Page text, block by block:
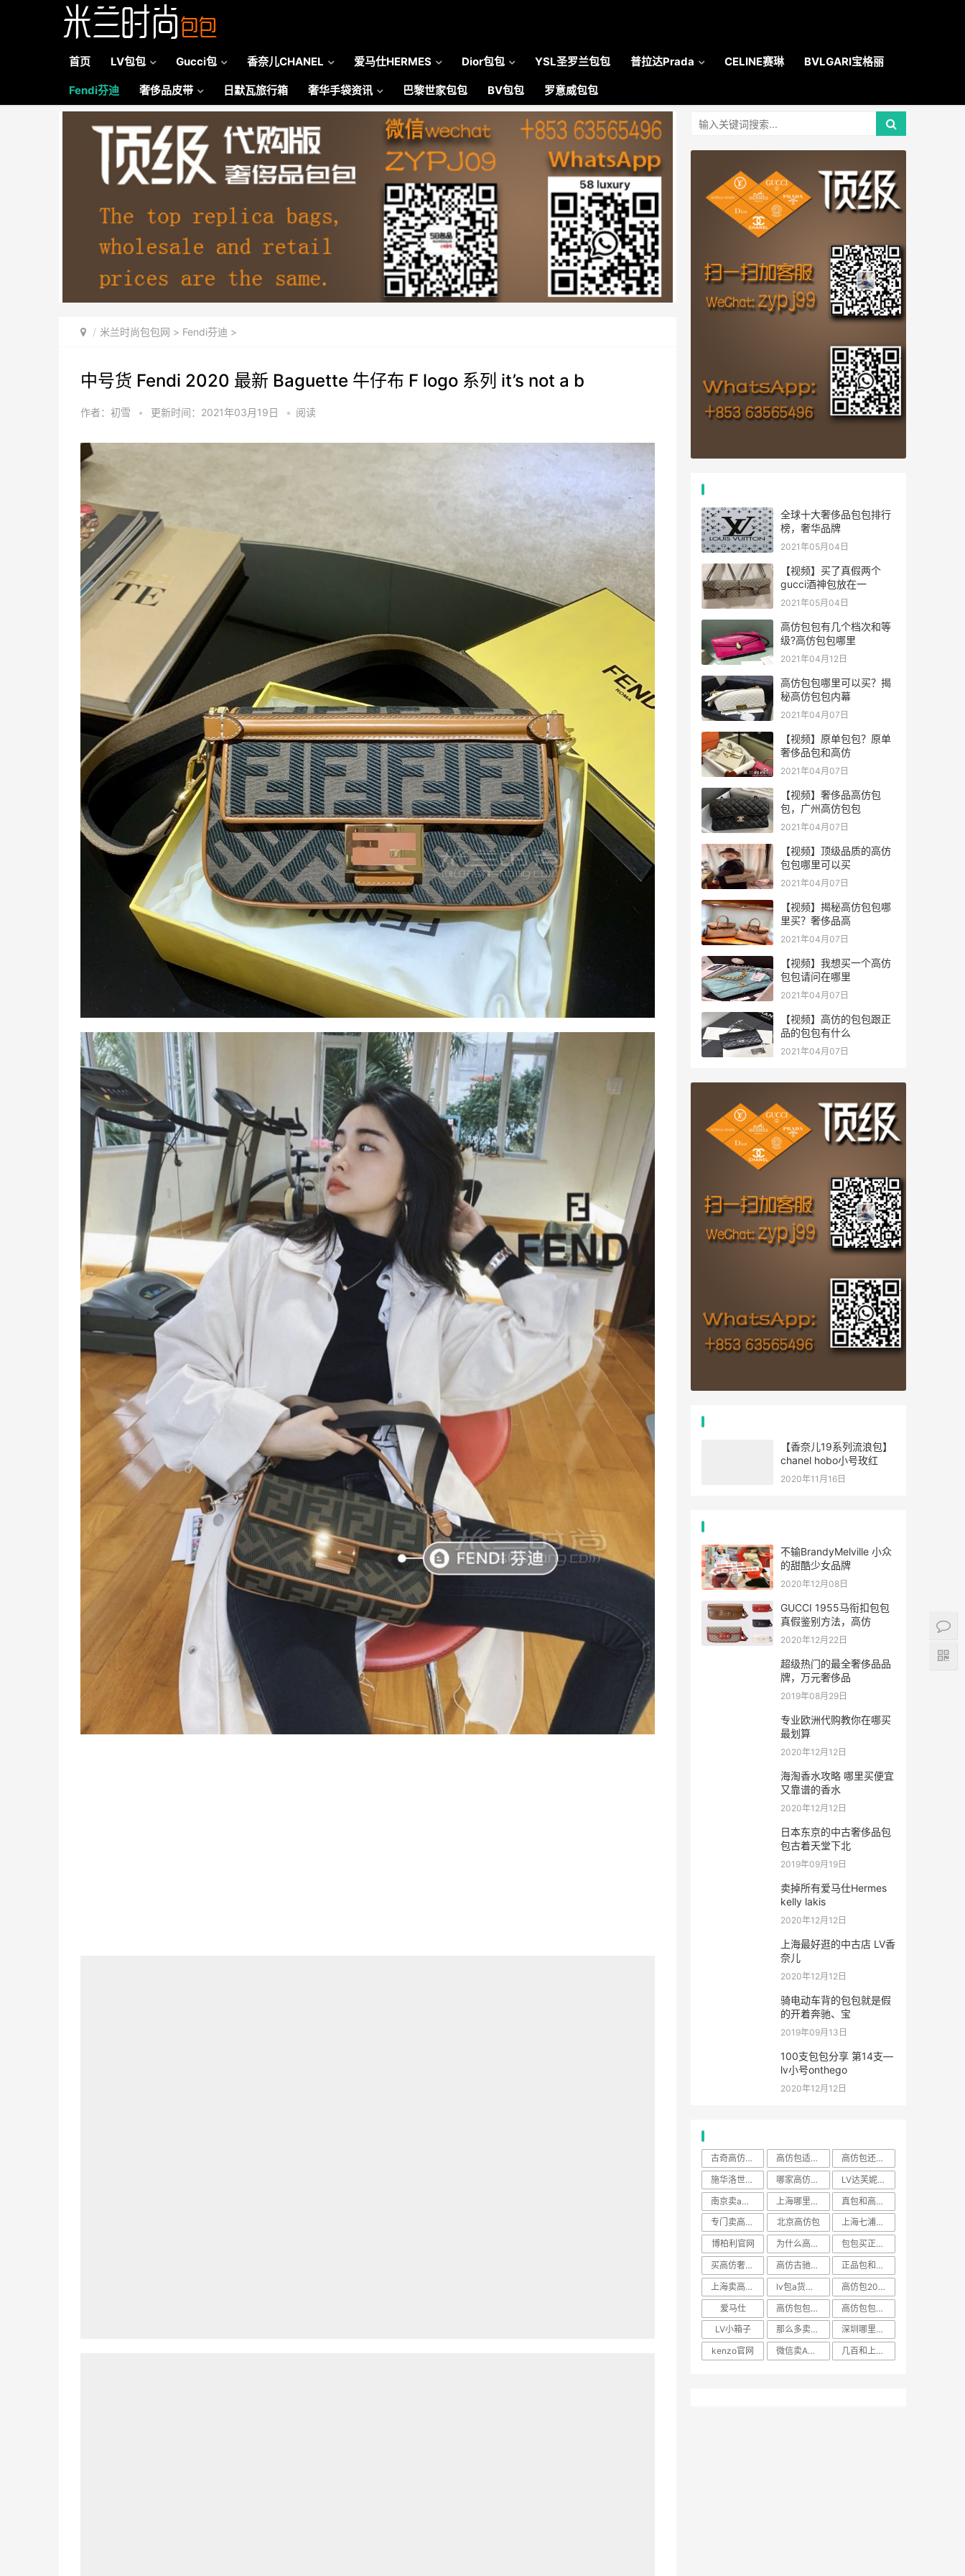
首页 LV包包 Gucci包 香奈儿CHANEL 爱马仕HERMES Dior包包 YSL圣罗兰包包 普拉达Prada CELINE赛琳 BVLGARI宝格丽
Fendi芬迪 奢侈品皮带 日默瓦旅行箱 奢华手袋资讯 巴黎世家包包 BV包包 罗意威包包
米兰时尚包包网 > Fendi芬迪 >
中号货 Fendi 2020 最新 Baguette 牛仔布 F logo 系列 it’s not a b
作者：初雪 • 更新时间：2021年03月19日 • 阅读
全球十大奢侈品包包排行
榜，奢华品牌
2021年05月04日
【视频】买了真假两个
gucci酒神包放在一
2021年05月04日
高仿包包有几个档次和等
级?高仿包包哪里
2021年04月12日
高仿包包哪里可以买？揭
秘高仿包包内幕
2021年04月07日
【视频】原单包包？原单
奢侈品包和高仿
2021年04月07日
【视频】奢侈品高仿包
包，广州高仿包包
2021年04月07日
【视频】顶级品质的高仿
包包哪里可以买
2021年04月07日
【视频】揭秘高仿包包哪
里买？奢侈品高
2021年04月07日
【视频】我想买一个高仿
包包请问在哪里
2021年04月07日
【视频】高仿的包包跟正
品的包包有什么
2021年04月07日
【香奈儿19系列流浪包】
chanel hobo小号玫红
2020年11月16日
不输BrandyMelville 小众
的甜酷少女品牌
2020年12月08日
GUCCI 1955马衔扣包包
真假鉴别方法，高仿
2020年12月22日
超级热门的最全奢侈品品
牌，万元奢侈品
2019年08月29日
专业欧洲代购教你在哪买
最划算
2020年12月12日
海淘香水攻略 哪里买便宜
又靠谱的香水
2020年12月12日
日本东京的中古奢侈品包
包古着天堂下北
2019年09月19日
卖掉所有爱马仕Hermes
kelly lakis
2020年12月12日
上海最好逛的中古店 LV香
奈儿
2020年12月12日
骑电动车背的包包就是假
的开着奔驰、宝
2019年09月13日
100支包包分享 第14支—
lv小号onthego
2020年12月12日
古奇高仿女包 高仿包适合在哪个平台卖
高仿包还有市场吗
施华洛世奇水晶饰品
哪家高仿包做得最好
LV达芙妮包
南京卖a货的地方
上海哪里有卖高仿奢侈品
真包和高仿包区别
专门卖高仿奢侈品的平台
北京高仿包
上海七浦路高仿包
博柏利官网
为什么高仿包比正品质量还好
包包买正品还是买高仿
买高仿奢侈品的APP
高仿古驰包包哪里买
正品包和高仿包有什么区别
上海卖高仿包的
lv包a货和正品的区别
高仿包2000和3000
爱马仕
高仿包包哪里可以买百度知
高仿包包和正版容易看出来
LV小箱子
那么多卖高仿的为什么没人
深圳哪里卖高仿奢侈品
kenzo官网
微信卖A货的包包质量怎么 几百和上千的高仿包有区别